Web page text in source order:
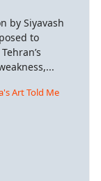
by Siyavash
to
Art Told Me